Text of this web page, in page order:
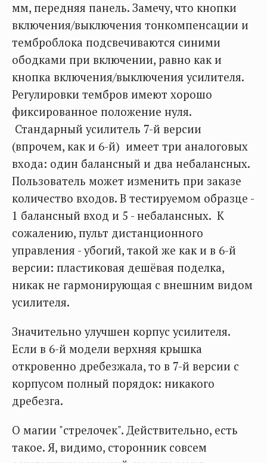
мм, передняя панель. Замечу, что кнопки
включения/выключения тонкомпенсации и
темброблока подсвечиваются синими
ободками при включении, равно как и
кнопка включения/выключения усилителя.
Регулировки тембров имеют хорошо
фиксированное положение нуля.
Стандарный усилитель 7-й версии
(впрочем, как и 6-й) имеет три аналоговых
входа: один балансный и два небалансных.
Пользователь может изменить при заказе
количество входов. В тестируемом образце -
1 балансный вход и 5 - небалансных. К
сожалению, пульт дистанционного
управления - убогий, такой же как и в 6-й
версии: пластиковая дешёвая поделка,
никак не гармонирующая с внешним видом
усилителя.
Значительно улучшен корпус усилителя.
Если в 6-й модели верхняя крышка
откровенно дребезжала, то в 7-й версии с
корпусом полный порядок: никакого
дребезга.
О магии "стрелочек". Действительно, есть
такое. Я, видимо, сторонник совсем